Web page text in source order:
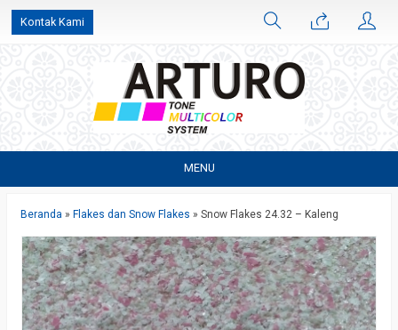
Kontak Kami
MENU
Beranda » Flakes dan Snow Flakes » Snow Flakes 24.32 – Kaleng